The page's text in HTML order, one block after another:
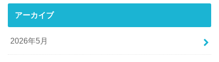
アーカイブ
2026年5月